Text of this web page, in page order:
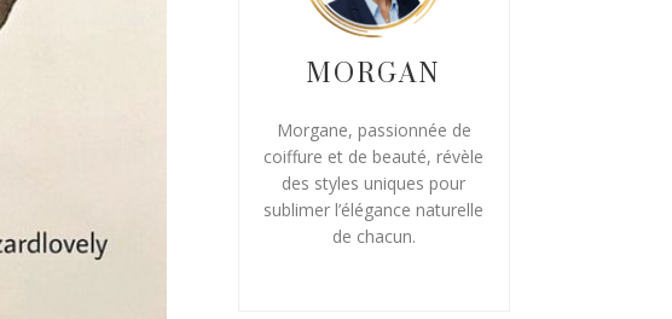
MORGAN
Morgane, passionnée de
coiffure et de beauté, révèle
des styles uniques pour
sublimer l’élégance naturelle
de chacun.